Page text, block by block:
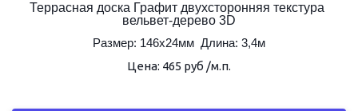
Террасная доска Графит двухсторонняя текстура
вельвет-дерево 3D
Размер: 146х24мм  Длина: 3,4м
Цена: 465 руб /м.п.